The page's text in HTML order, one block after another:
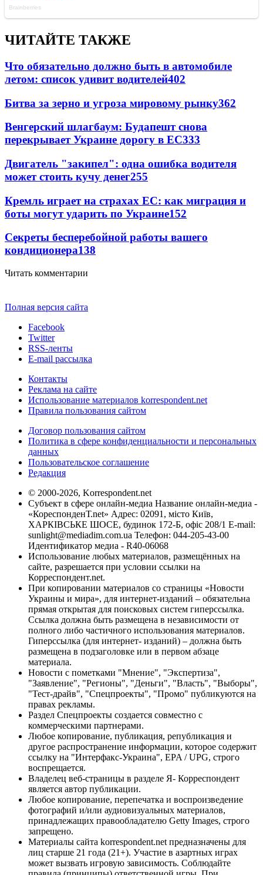
ЧИТАЙТЕ ТАКЖЕ
Что обязательно должно быть в автомобиле
летом: список удивит водителей402
Битва за зерно и угроза мировому рынку362
Венгерский шлагбаум: Будапешт снова
перекрывает Украине дорогу в ЕС333
Двигатель "закипел": одна ошибка водителя
может стоить кучу денег255
Кремль играет на страхах ЕС: как миграция и
боты могут ударить по Украине152
Секреты бесперебойной работы вашего
кондиционера138
Читать комментарии
Полная версия сайта
Facebook
Twitter
RSS-ленты
E-mail рассылка
Контакты
Реклама на сайте
Использование материалов korrespondent.net
Правила пользования сайтом
Договор пользования сайтом
Политика в сфере конфиденциальности и персональных
данных
Пользовательское соглашение
Редакция
© 2000-2026, Korrespondent.net
Субъект в сфере онлайн-медиа Название онлайн-медиа -
«КореспонденТ.net» Адрес: 02091, місто Київ,
ХАРКІВСЬКЕ ШОСЕ, будинок 172-Б, офіс 208/1 E-mail:
sunlight@mediadim.com.ua Телефон: 044-205-43-00
Идентификатор медиа - R40-06068
Использование любых материалов, размещённых на
сайте, разрешается при условии ссылки на
Корреспондент.net.
При копировании материалов со страницы «Новости
Украины и мира», для интернет-изданий – обязательна
прямая открытая для поисковых систем гиперссылка.
Ссылка должна быть размещена в независимости от
полного либо частичного использования материалов.
Гиперссылка (для интернет- изданий) – должна быть
размещена в подзаголовке или в первом абзаце
материала.
Новости с пометками "Мнение", "Экспертиза",
"Заявление", "Регионы", "Деньги", "Власть", "Выборы",
"Тест-драйв", "Спецпроекты", "Промо" публикуются на
правах рекламы.
Раздел Спецпроекты создается совместно с
коммерческими партнерами.
Любое копирование, публикация, републикация и
другое распространение информации, которое содержит
ссылку на "Интерфакс-Украина", EPA / UPG, строго
воспрещается.
Владелец веб-страницы в разделе Я- Корреспондент
является автор публикации.
Любое копирование, перепечатка и воспроизведение
фотографий и/или аудиовизуальных материалов,
принадлежащих правообладателю Getty Images, строго
запрещено.
Материалы сайта korrespondent.net предназначены для
лиц старше 21 года (21+). Участие в азартных играх
может вызвать игровую зависимость. Соблюдайте